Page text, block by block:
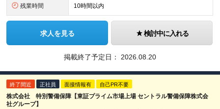
残業時間 10時間以内
求人を見る 検討中に入れる
掲載終了予定日： 2026.08.20
終了間近 正社員 面接情報有 自己PR不要
株式会社 特別警備保障【東証プライム市場上場 セントラル警備保障株式会
社グループ】